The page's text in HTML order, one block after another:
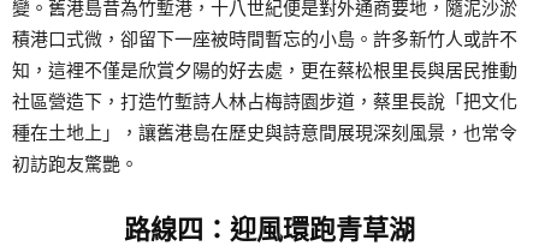
變。舊港島昔為竹塹港，十八世紀便是對外通商要地，隨泥沙淤
積港口式微，卻留下一座被時間暫忘的小島。許多新竹人或許不
知，這裡不僅是欣賞夕陽的好去處，更在蔡松根里長與居民推動
社區營造下，打造竹塹詩人林占梅詩園步道，蔡里長說「把文化
種在土地上」，讓舊港島在歷史與詩意間展現深刻風景，也常令
初訪跑友驚艷。
路線四：迎風環跑青草湖